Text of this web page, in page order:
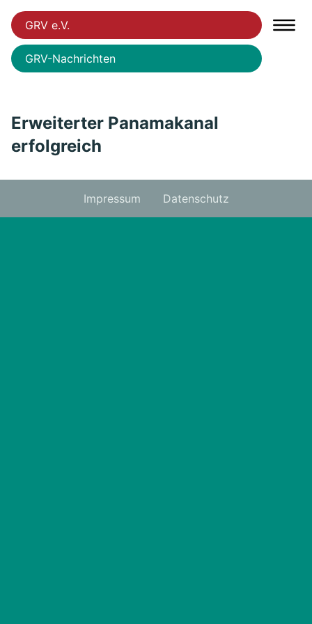
GRV e.V.
GRV-Nachrichten
Erweiterter Panamakanal
erfolgreich
Impressum Datenschutz